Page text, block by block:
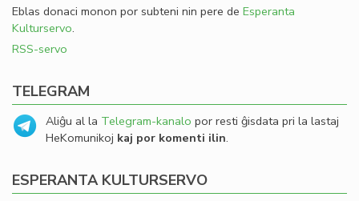
Eblas donaci monon por subteni nin pere de Esperanta
Kulturservo.
RSS-servo
TELEGRAM
Aliĝu al la Telegram-kanalo por resti ĝisdata pri la lastaj
HeKomunikoj kaj por komenti ilin.
ESPERANTA KULTURSERVO